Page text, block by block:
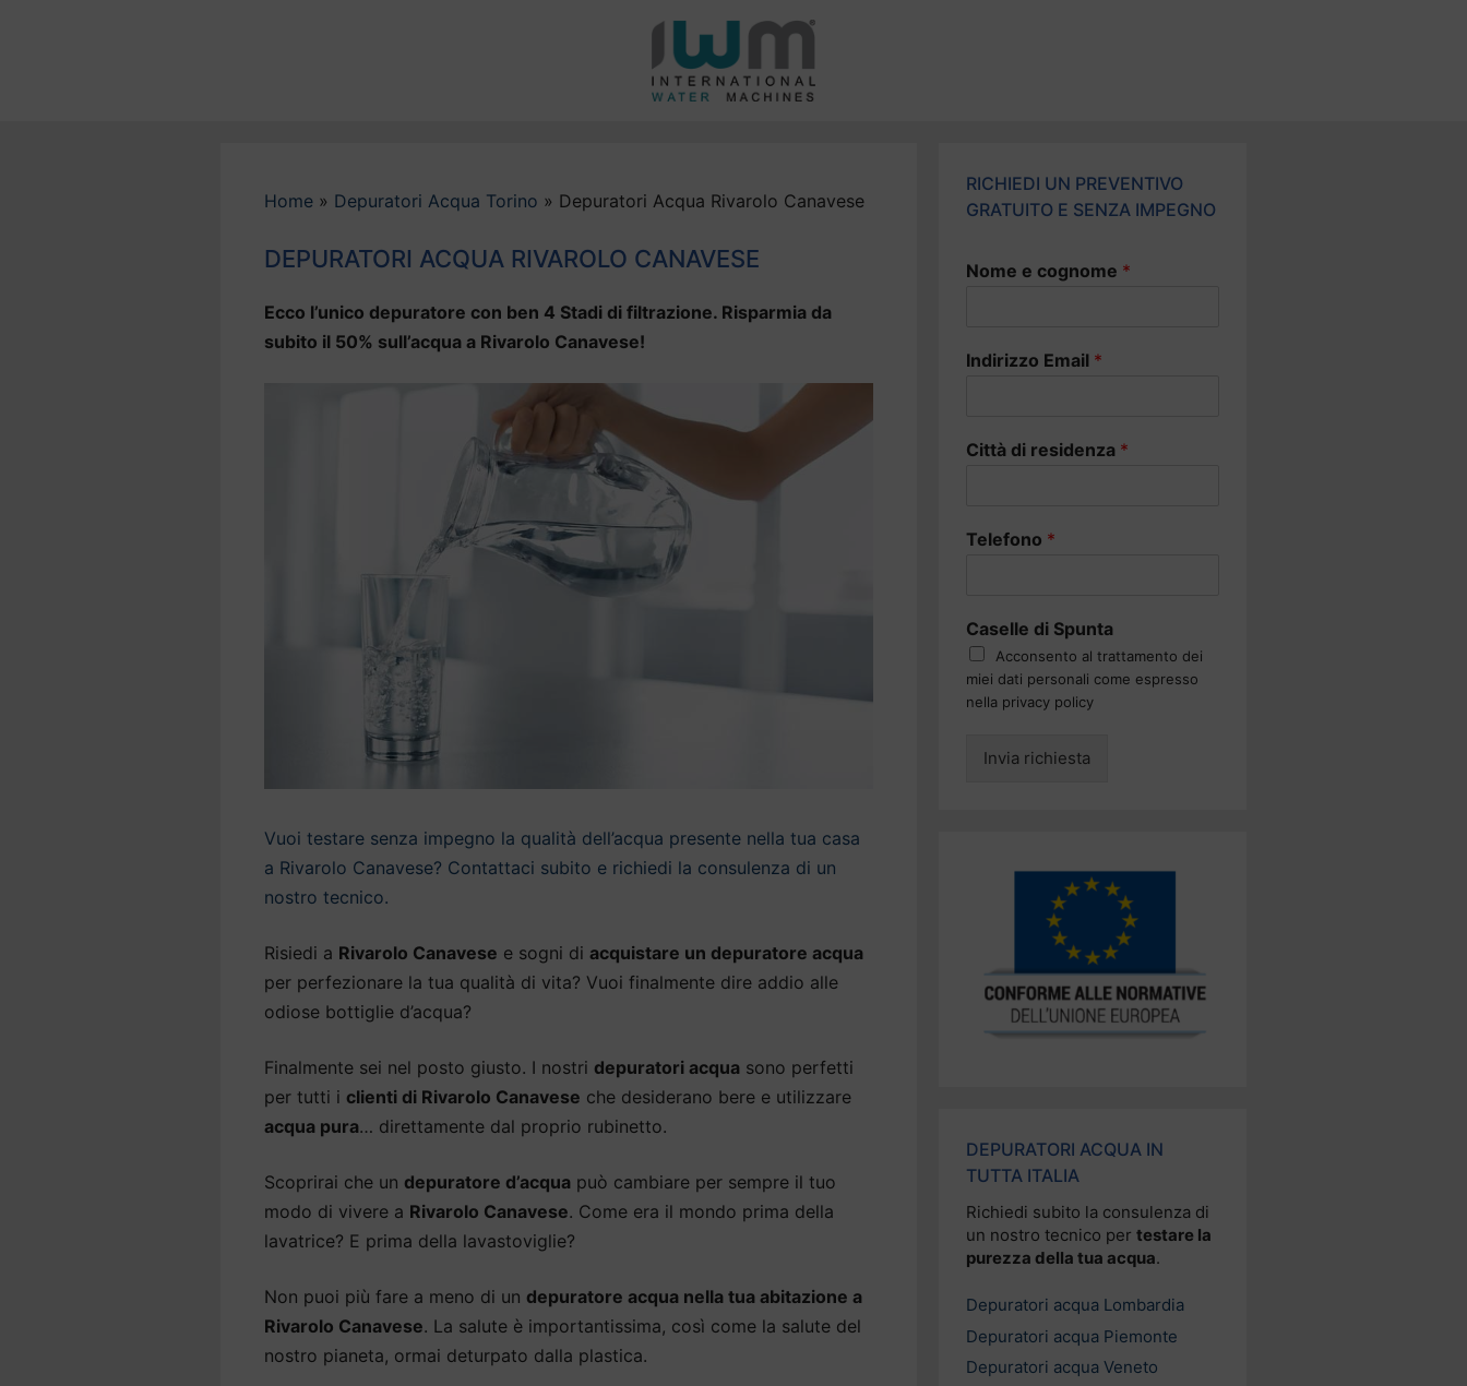
Home » Depuratori Acqua Torino » Depuratori Acqua Rivarolo Canavese
DEPURATORI ACQUA RIVAROLO CANAVESE
Ecco l’unico depuratore con ben 4 Stadi di filtrazione. Risparmia da
subito il 50% sull’acqua a Rivarolo Canavese!
Vuoi testare senza impegno la qualità dell’acqua presente nella tua casa
a Rivarolo Canavese? Contattaci subito e richiedi la consulenza di un
nostro tecnico.
Risiedi a Rivarolo Canavese e sogni di acquistare un depuratore acqua
per perfezionare la tua qualità di vita? Vuoi finalmente dire addio alle
odiose bottiglie d’acqua?
Finalmente sei nel posto giusto. I nostri depuratori acqua sono perfetti
per tutti i clienti di Rivarolo Canavese che desiderano bere e utilizzare
acqua pura… direttamente dal proprio rubinetto.
Scoprirai che un depuratore d’acqua può cambiare per sempre il tuo
modo di vivere a Rivarolo Canavese. Come era il mondo prima della
lavatrice? E prima della lavastoviglie?
Non puoi più fare a meno di un depuratore acqua nella tua abitazione a
Rivarolo Canavese. La salute è importantissima, così come la salute del
nostro pianeta, ormai deturpato dalla plastica.
RICHIEDI UN PREVENTIVO
GRATUITO E SENZA IMPEGNO
Nome e cognome *
Indirizzo Email *
Città di residenza *
Telefono *
Caselle di Spunta
Acconsento al trattamento dei
miei dati personali come espresso
nella privacy policy
Invia richiesta
DEPURATORI ACQUA IN
TUTTA ITALIA
Richiedi subito la consulenza di
un nostro tecnico per testare la
purezza della tua acqua.
Depuratori acqua Lombardia
Depuratori acqua Piemonte
Depuratori acqua Veneto